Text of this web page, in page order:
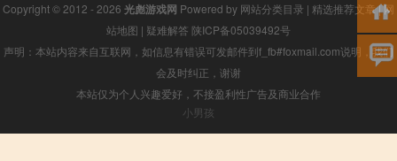
Copyright © 2012 - 2026 光彪游戏网 Powered by 网站分类目录 | 精选推荐文章|网
站地图 | 疑难解答 陕ICP备05039492号
声明：本站内容来自互联网，如信息有错误可发邮件到f_fb#foxmail.com说明，我们
会及时纠正，谢谢
本站仅为个人兴趣爱好，不接盈利性广告及商业合作
小男孩